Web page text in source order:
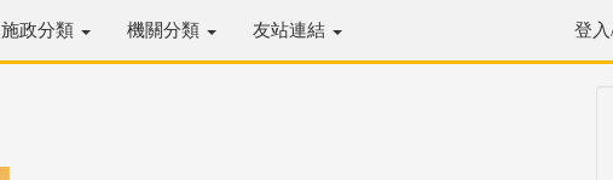
施政分類 機關分類 友站連結 登